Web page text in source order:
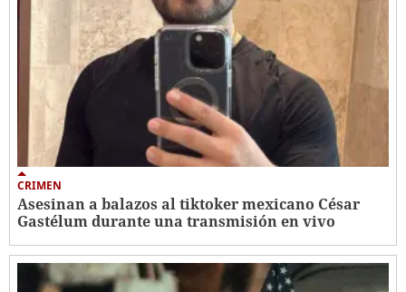
CRIMEN
Asesinan a balazos al tiktoker mexicano César
Gastélum durante una transmisión en vivo